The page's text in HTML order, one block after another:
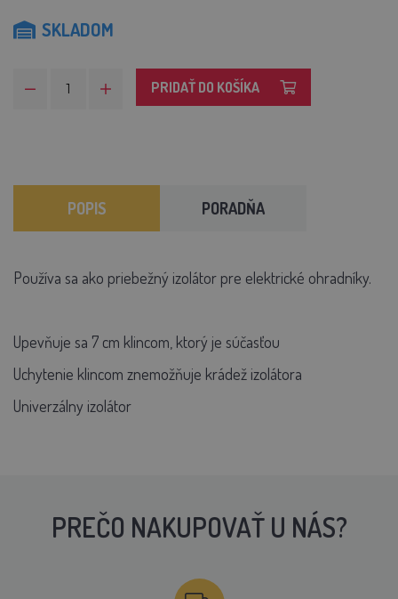
SKLADOM
PRIDAŤ DO KOŠÍKA
POPIS PORADŇA
Používa sa ako priebežný izolátor pre elektrické ohradníky.
Upevňuje sa 7 cm klincom, ktorý je súčasťou
Uchytenie klincom znemožňuje krádež izolátora
Univerzálny izolátor
PREČO NAKUPOVAŤ U NÁS?